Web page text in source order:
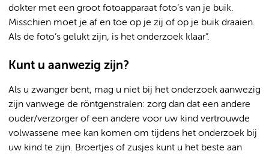
dokter met een groot fotoapparaat foto’s van je buik.
Misschien moet je af en toe op je zij of op je buik draaien.
Als de foto’s gelukt zijn, is het onderzoek klaar”.
Kunt u aanwezig zijn?
Als u zwanger bent, mag u niet bij het onderzoek aanwezig
zijn vanwege de röntgenstralen: zorg dan dat een andere
ouder/verzorger of een andere voor uw kind vertrouwde
volwassene mee kan komen om tijdens het onderzoek bij
uw kind te zijn. Broertjes of zusjes kunt u het beste aan